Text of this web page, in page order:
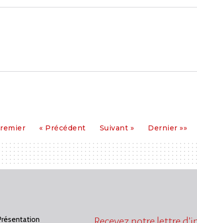
Premier
« PrécédentPrécédent
Suivant
Suivant » Dernier
Dernier »»